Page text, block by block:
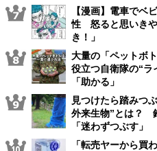
【漫画】電車でベ
性 怒ると思いき
き！」
大量の「ペットボ
役立つ自衛隊の“ラ
「助かる」
見つけたら踏みつ
外来生物”とは？
「迷わずつぶす」
「転売ヤーから買